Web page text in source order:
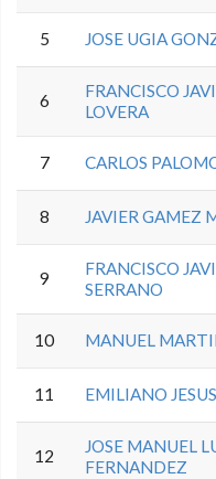
5 JOSE UGIA
6
FRANCISCO
LOVERA
7 CARLOS
8 JAVIER GAMEZ
9
FRANCISCO
SERRANO
10 MANUEL
11 EMILIANO
12
JOSE MANUEL
FERNANDEZ